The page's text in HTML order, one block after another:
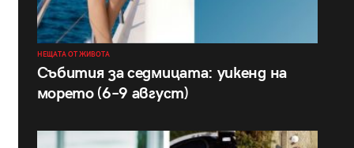
НЕЩАТА ОТ ЖИВОТА
Събития за седмицата: уикенд на
морето (6–9 август)